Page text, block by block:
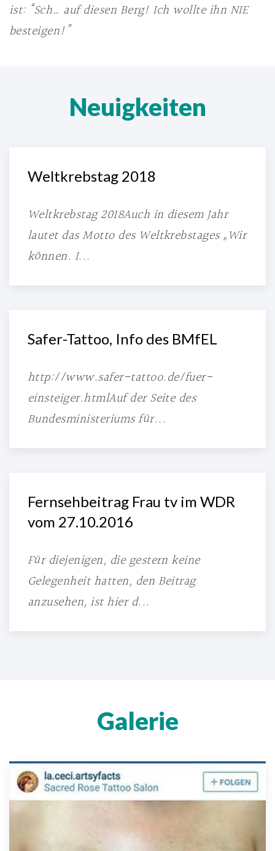
ist: “Sch… auf diesen Berg! Ich wollte ihn NIE
besteigen!”
Neuigkeiten
Weltkrebstag 2018
Weltkrebstag 2018Auch in diesem Jahr
lautet das Motto des Weltkrebstages „Wir
können. I...
Safer-Tattoo, Info des BMfEL
http://www.safer-tattoo.de/fuer-
einsteiger.htmlAuf der Seite des
Bundesministeriums für...
Fernsehbeitrag Frau tv im WDR
vom 27.10.2016
Für diejenigen, die gestern keine
Gelegenheit hatten, den Beitrag
anzusehen, ist hier d...
Galerie